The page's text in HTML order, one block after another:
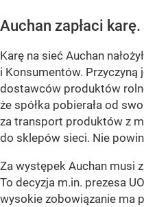
Auchan zapłaci
Karę na sieć Auchan
i Konsumentów. Przyczyną
dostawców produktów
że spółka pobierała od
za transport produktów z
do sklepów sieci. Nie
Za występek Auchan musi
To decyzja m.in. prezesa
wysokie zobowiązanie ma